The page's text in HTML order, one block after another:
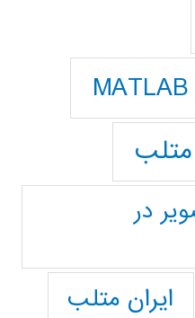
متلب
در
ایران متلب